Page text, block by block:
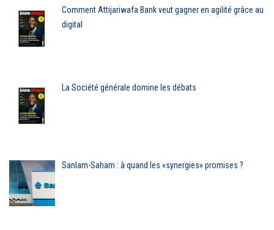
Comment Attijariwafa Bank veut gagner en agilité grâce au
digital
La Société générale domine les débats
Sanlam-Saham : à quand les «synergies» promises ?